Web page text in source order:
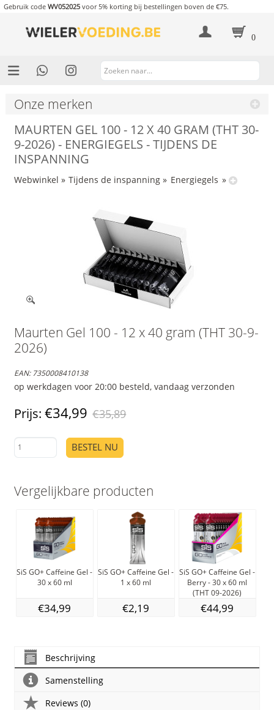
Gebruik code WV052025voor 5% korting bij bestellingen boven de €75.
0
Onze merken
MAURTEN GEL 100 - 12 X 40 GRAM (THT 30-
9-2026) - ENERGIEGELS - TIJDENS DE
INSPANNING
Webwinkel » Tijdens de inspanning » Energiegels »
Maurten Gel 100 - 12 x 40 gram (THT 30-9-
2026)
EAN: 7350008410138
op werkdagen voor 20:00 besteld, vandaag verzonden
Prijs: €34,99 €35,89
BESTEL NU
Vergelijkbare producten
SiS GO+ Caffeine Gel -
30 x 60 ml
€34,99
SiS GO+ Caffeine Gel -
1 x 60 ml
€2,19
SiS GO+ Caffeine Gel -
Berry - 30 x 60 ml
(THT 09-2026)
€44,99
Beschrijving
Samenstelling
Reviews (0)